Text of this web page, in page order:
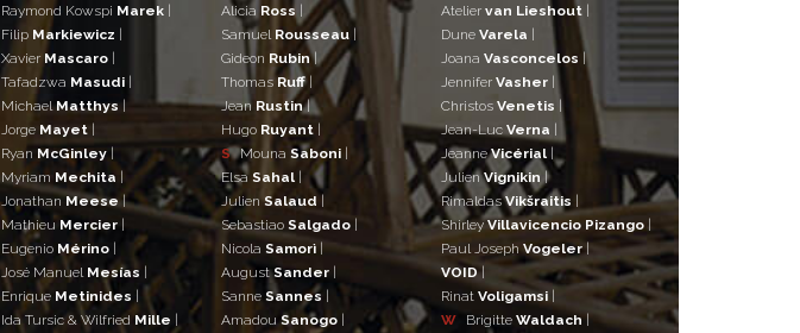
Raymond Kowspi Marek |
Filip Markiewicz |
Xavier Mascaro |
Tafadzwa Masudi |
MichaelMatthys|
Jorge Mayet |
Ryan McGinley |
Myriam Mechita |
JonathanMeese|
Mathieu Mercier |
Eugenio Mérino |
José Manuel Mesías |
Enrique Metinides |
Ida Tursic & WilfriedMille |
Alicia Ross |
Samuel Rousseau |
Gideon Rubin|
ThomasRuff|
Jean Rustin|
Hugo Ruyant |
S Mouna Saboni |
Elsa Sahal |
JulienSalaud |
Sebastiao Salgado |
Nicola Samorì |
AugustSander |
Sanne Sannes |
Amadou Sanogo |
Atelier van Lieshout |
Dune Varela |
Joana Vasconcelos |
Jennifer Vasher |
Christos Venetis |
Jean-Luc Verna |
JeanneVicérial |
JulienVignikin |
RimaldasVikšraitis |
ShirleyVillavicencio Pizango |
Paul Joseph Vogeler |
VOID|
Rinat Voligamsi |
W
Brigitte Waldach|